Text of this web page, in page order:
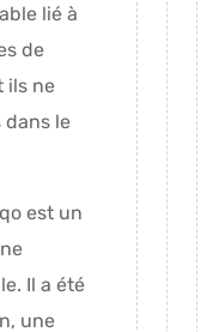
lié à
de
ils ne
dans le
est un
Il a été
une